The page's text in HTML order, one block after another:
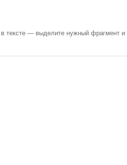
тексте — выделите нужный фрагмент и